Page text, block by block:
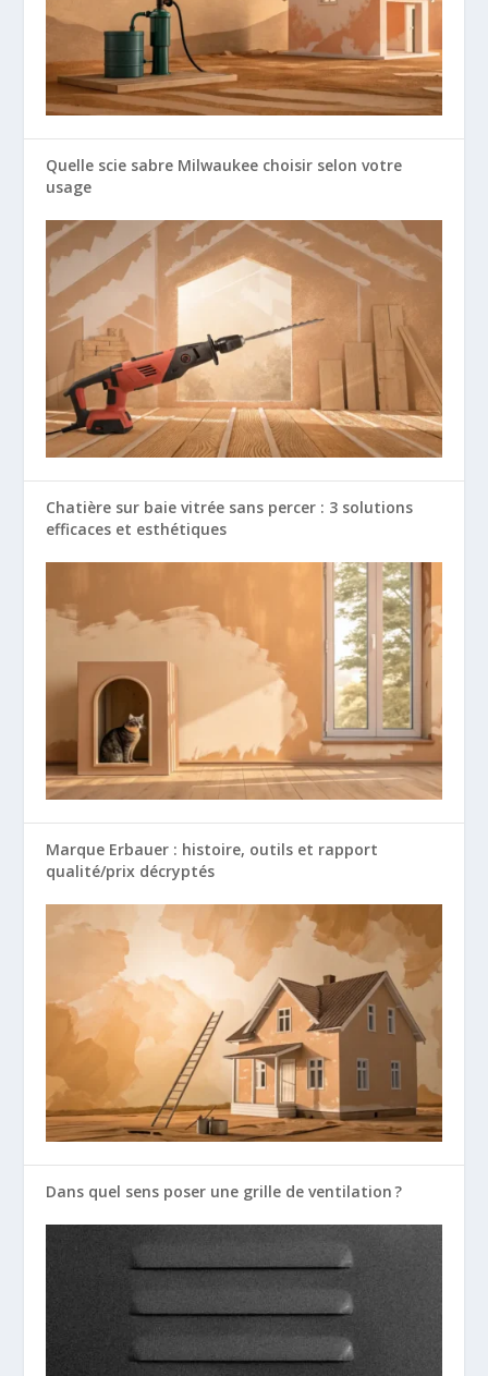
Quelle scie sabre Milwaukee choisir selon votre
usage
Chatière sur baie vitrée sans percer : 3 solutions
efficaces et esthétiques
Marque Erbauer : histoire, outils et rapport
qualité/prix décryptés
Dans quel sens poser une grille de ventilation ?